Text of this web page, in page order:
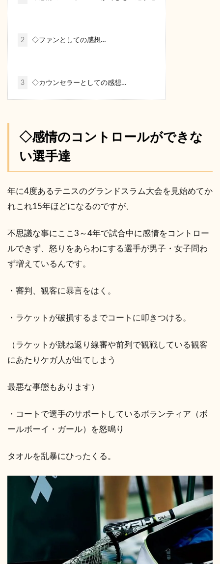
2 ◇ファンとしての感想…
3 ◇カウンセラーとしての感想…
◇感情のコントロールができな
い選手達
年に4度あるテニスのグランドスラム大会を見始めてか
れこれ15年ほどになるのですが、
不思議な事にここ3～4年で試合中に感情をコントロー
ルできず、怒りをあらわにする選手が男子・女子問わ
ず増えているんです。
・審判、観客に暴言をはく。
・ラケットが破損するまでコートに叩きつける。
（ラケットが跳ね返り線審や前列で観戦している観客
にあたりケガ人が出てしまう
最悪な事態もあります）
・コートで選手のサポートしているボランティア（ボ
ールボーイ・ガール）を怒鳴り
タオルを乱暴にひったくる。